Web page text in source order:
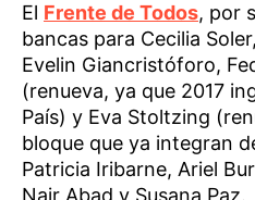
El Frente de Todos, por
bancas para Cecilia
Evelin Giancristóforo,
(renueva, ya que 2017
País) y Eva Stoltzing
bloque que ya integran
Patricia Iribarne, Ariel